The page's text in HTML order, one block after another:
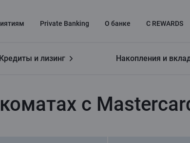
Private Banking О банке C REWARDS
Кредиты и лизинг Накопления и
c